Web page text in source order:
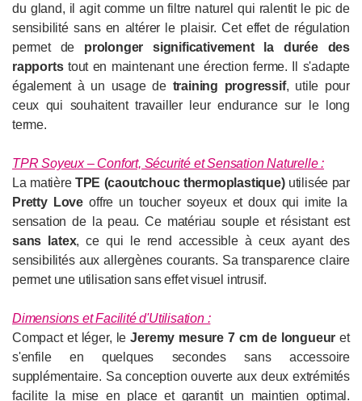
du gland, il agit comme un filtre naturel qui ralentit le pic de
sensibilité sans en altérer le plaisir. Cet effet de régulation
permet de prolonger significativement la durée des
rapportstout en maintenant une érection ferme. Il s'adapte
également à un usage de training progressif, utile pour
ceux qui souhaitent travailler leur endurance sur le long
terme.
TPR Soyeux – Confort, Sécurité et Sensation Naturelle :
La matière TPE (caoutchouc thermoplastique) utilisée par
Pretty Love offre un toucher soyeux et doux qui imite la
sensation de la peau. Ce matériau souple et résistant est
sans latex, ce qui le rend accessible à ceux ayant des
sensibilités aux allergènes courants. Sa transparence claire
permet une utilisation sans effet visuel intrusif.
Dimensions et Facilité d'Utilisation :
Compact et léger, leJeremy mesure 7 cm de longueur et
s'enfile en quelques secondes sans accessoire
supplémentaire. Sa conception ouverte aux deux extrémités
facilite la mise en place et garantit un maintien optimal.